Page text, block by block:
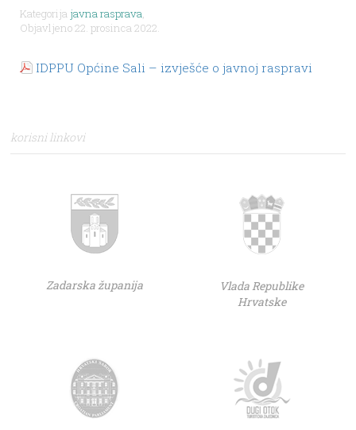
Kategorija javna rasprava,
Objavljeno 22. prosinca 2022.
IDPPU Općine Sali – izvješće o javnoj raspravi
korisni linkovi
Zadarska županija
Vlada Republike
Hrvatske